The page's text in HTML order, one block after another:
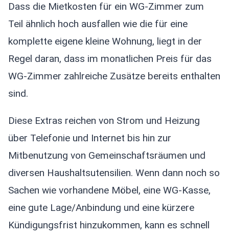
Dass die Mietkosten für ein WG-Zimmer zum
Teil ähnlich hoch ausfallen wie die für eine
komplette eigene kleine Wohnung, liegt in der
Regel daran, dass im monatlichen Preis für das
WG-Zimmer zahlreiche Zusätze bereits enthalten
sind.
Diese Extras reichen von Strom und Heizung
über Telefonie und Internet bis hin zur
Mitbenutzung von Gemeinschaftsräumen und
diversen Haushaltsutensilien. Wenn dann noch so
Sachen wie vorhandene Möbel, eine WG-Kasse,
eine gute Lage/Anbindung und eine kürzere
Kündigungsfrist hinzukommen, kann es schnell